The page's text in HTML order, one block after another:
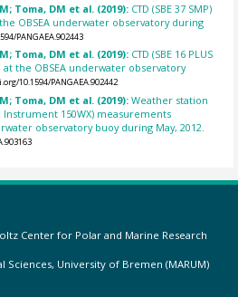
Toma, DM et al. (2019): CTD (SBE 37 SMP)
OBSEA underwater observatory during
PANGAEA.902443
Toma, DM et al. (2019): CTD (SBE 16 PLUS
the OBSEA underwater observatory
10.1594/PANGAEA.902442
Toma, DM et al. (2019):Weather station
150WX) measurements
observatory buoy during May, 2012.
Center for Polar and Marine Research
University of Bremen (MARUM)